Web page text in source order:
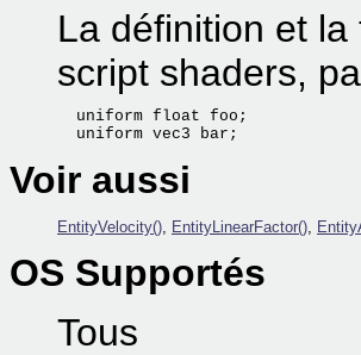
La définition et
script shaders,
  uniform float foo;
Voir aussi
EntityVelocity(), EntityLinearFactor(),
OS Supportés
Tous